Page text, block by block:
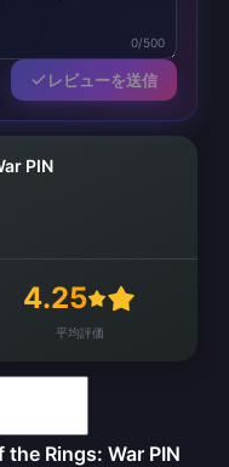
0/500
レビューを送信
PIN
4.25
平均評価
the Rings: War PIN